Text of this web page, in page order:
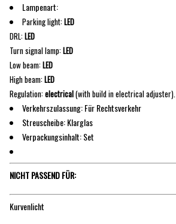
Lampenart:
Parking light:LED
DRL:LED
Turn signal lamp:LED
Low beam:LED
High beam:LED
Regulation:electrical(with build in electrical adjuster).
Verkehrszulassung: Für Rechtsverkehr
Streuscheibe: Klarglas
Verpackungsinhalt: Set
NICHT PASSEND FÜR:
Kurvenlicht